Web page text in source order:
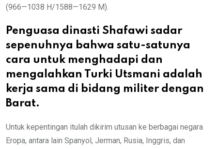
(966—1038 H/1588—1629 M).
Penguasa dinasti Shafawi sadar
sepenuhnya bahwa satu-satunya
cara untuk menghadapi dan
mengalahkan Turki Utsmani adalah
kerja sama di bidang militer dengan
Barat.
Untuk kepentingan itulah dikirim utusan ke berbagai negara
Eropa, antara lain Spanyol, Jerman, Rusia, Inggris, dan